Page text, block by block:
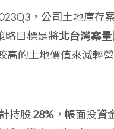
，公司土地庫存
略目標是將北台灣案
高的土地價值來減輕
持股28% ，帳面投資